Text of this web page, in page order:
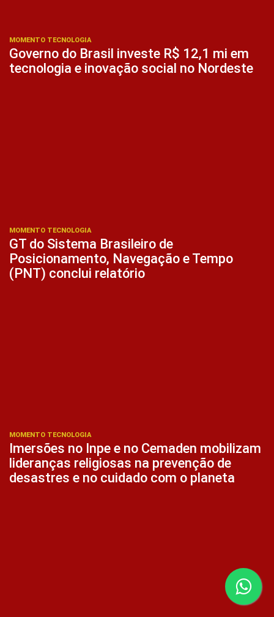
MOMENTO TECNOLOGIA
Governo do Brasil investe R$ 12,1 mi em
tecnologia e inovação social no Nordeste
MOMENTO TECNOLOGIA
GT do Sistema Brasileiro de
Posicionamento, Navegação e Tempo
(PNT) conclui relatório
MOMENTO TECNOLOGIA
Imersões no Inpe e no Cemaden mobilizam
lideranças religiosas na prevenção de
desastres e no cuidado com o planeta